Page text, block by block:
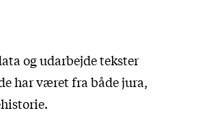
og udarbejde tekster
har været fra både jura,